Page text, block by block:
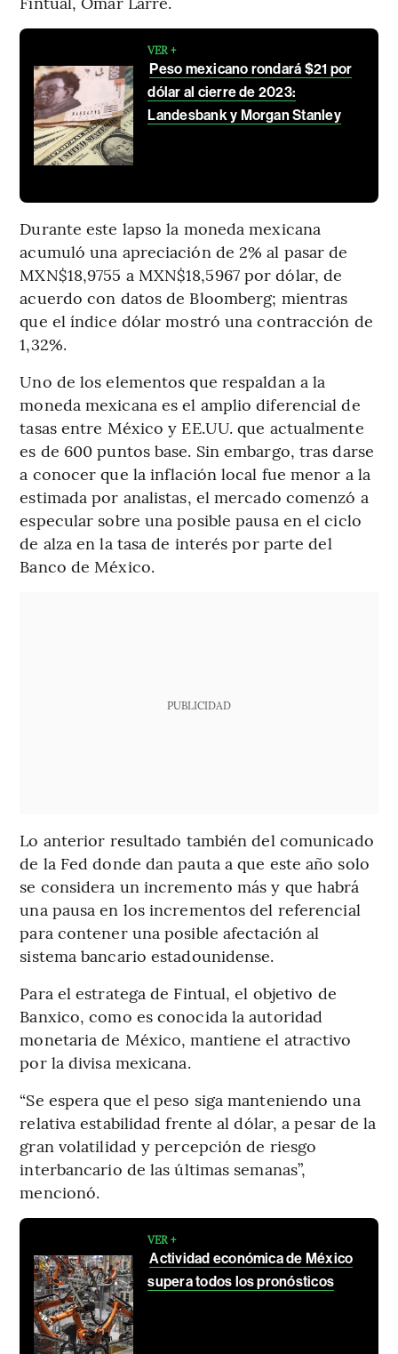
VER +
Peso mexicano rondará $21 por
dólar al cierre de 2023:
Landesbank y Morgan Stanley
Durante este lapso la moneda mexicana
acumuló una apreciación de 2% al pasar de
MXN$18,9755 a MXN$18,5967 por dólar, de
acuerdo con datos de Bloomberg; mientras
que el índice dólar mostró una contracción de
1,32%.
Uno de los elementos que respaldan a la
moneda mexicana es el amplio diferencial de
tasas entre México y EE.UU. que actualmente
es de 600 puntos base. Sin embargo, tras darse
a conocer que la inflación local fue menor a la
estimada por analistas, el mercado comenzó a
especular sobre una posible pausa en el ciclo
de alza en la tasa de interés por parte del
Banco de México.
PUBLICIDAD
Lo anterior resultado también del comunicado
de la Fed donde dan pauta a que este año solo
se considera un incremento más y que habrá
una pausa en los incrementos del referencial
para contener una posible afectación al
sistema bancario estadounidense.
Para el estratega de Fintual, el objetivo de
Banxico, como es conocida la autoridad
monetaria de México, mantiene el atractivo
por la divisa mexicana.
“Se espera que el peso siga manteniendo una
relativa estabilidad frente al dólar, a pesar de la
gran volatilidad y percepción de riesgo
interbancario de las últimas semanas”,
mencionó.
VER +
Actividad económica de México
supera todos los pronósticos